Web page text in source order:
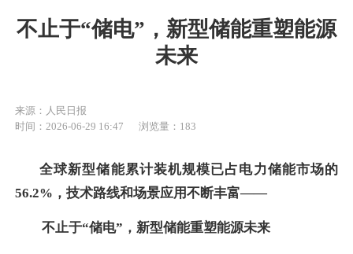
不止于“储电”，新型储能重塑能源
未来
来源：人民日报
时间：2026-06-29 16:47
浏览量：183
全球新型储能累计装机规模已占电力储能市场的
56.2%，技术路线和场景应用不断丰富——
不止于“储电”，新型储能重塑能源未来